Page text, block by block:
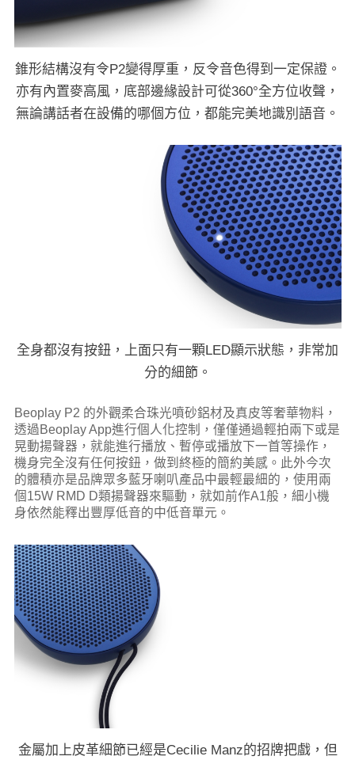
錐形結構沒有令P2變得厚重，反令音色得到一定保證。
亦有內置麥高風，底部邊緣設計可從360°全方位收聲，
無論講話者在設備的哪個方位，都能完美地識別語音。
全身都沒有按鈕，上面只有一顆LED顯示狀態，非常加
分的細節。
Beoplay P2 的外觀柔合珠光噴砂鋁材及真皮等奢華物料，
透過Beoplay App進行個人化控制，僅僅通過輕拍兩下或是
晃動揚聲器，就能進行播放、暫停或播放下一首等操作，
機身完全沒有任何按鈕，做到終極的簡約美感。此外今次
的體積亦是品牌眾多藍牙喇叭產品中最輕最細的，使用兩
個15W RMD D類揚聲器來驅動，就如前作A1般，細小機
身依然能釋出豐厚低音的中低音單元。
金屬加上皮革細節已經是Cecilie Manz的招牌把戲，但